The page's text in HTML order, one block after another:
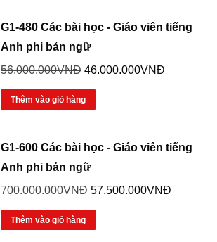
G1-480 Các bài học - Giáo viên tiếng
Anh phi bản ngữ
56.000.000VNĐ Giá
gốc
là:
46.000.000VNĐ
Thêm vào giỏ hàng
G1-600 Các bài học - Giáo viên tiếng
Anh phi bản ngữ
700.000.000VNĐ Giá
gốc
là:
57.500.000VNĐ
Thêm vào giỏ hàng